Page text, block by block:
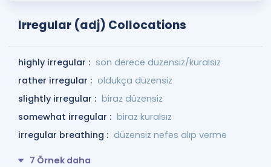
Irregular (adj) Collocations
highly irregular : son derece düzensiz/kuralsız
rather irregular : oldukça düzensiz
slightly irregular : biraz düzensiz
somewhat irregular : biraz kuralsız
irregular breathing : düzensiz nefes alıp verme
7 Örnek daha